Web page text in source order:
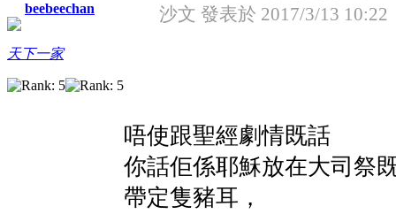
beebeechan
天下一家
沙文 發表於 2017/3/13 10:22
唔使跟聖經劇情既話
你話佢係耶穌放在大司祭
帶定隻豬耳，